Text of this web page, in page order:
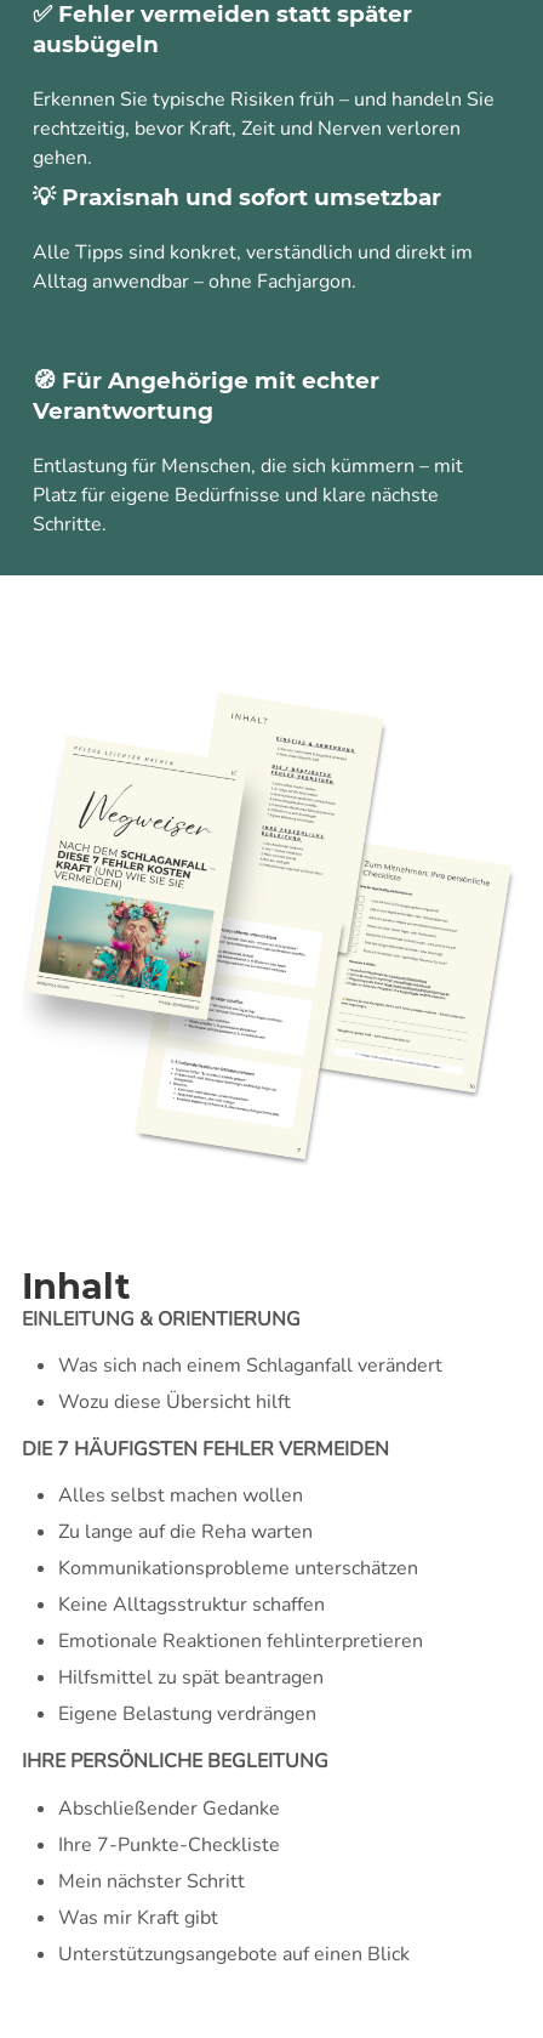
✅ Fehler vermeiden statt später
ausbügeln
Erkennen Sie typische Risiken früh – und handeln Sie
rechtzeitig, bevor Kraft, Zeit und Nerven verloren
gehen.
💡 Praxisnah und sofort umsetzbar
Alle Tipps sind konkret, verständlich und direkt im
Alltag anwendbar – ohne Fachjargon.
🧭 Für Angehörige mit echter
Verantwortung
Entlastung für Menschen, die sich kümmern – mit
Platz für eigene Bedürfnisse und klare nächste
Schritte.
Inhalt
EINLEITUNG & ORIENTIERUNG
Was sich nach einem Schlaganfall verändert
Wozu diese Übersicht hilft
DIE 7 HÄUFIGSTEN FEHLER VERMEIDEN
Alles selbst machen wollen
Zu lange auf die Reha warten
Kommunikationsprobleme unterschätzen
Keine Alltagsstruktur schaffen
Emotionale Reaktionen fehlinterpretieren
Hilfsmittel zu spät beantragen
Eigene Belastung verdrängen
IHRE PERSÖNLICHE BEGLEITUNG
Abschließender Gedanke
Ihre 7-Punkte-Checkliste
Mein nächster Schritt
Was mir Kraft gibt
Unterstützungsangebote auf einen Blick